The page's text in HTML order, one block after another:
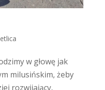
w głowę jak
milusińskim, żeby
rozwijający,